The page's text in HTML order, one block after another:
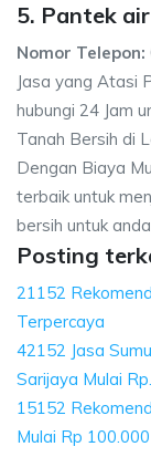
5. Pantek
Nomor Telepon:
Jasa yang Atasi
hubungi 24 Jam
Tanah Bersih di
Dengan Biaya
terbaik untuk
bersih untuk
Posting
21152
Terpercaya
42152 Jasa
Sarijaya Mulai
15152
Mulai Rp